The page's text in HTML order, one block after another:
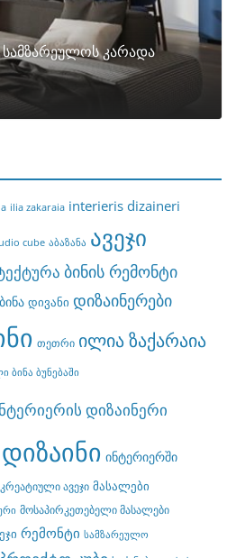
კარადა
ilia zakaraia interieris dizaineri
cube აბაზანა ავეჯი
ბინის რემონტი
დივანი დიზაინერები
თეთრი ილია ზაქარაია
ბინა ბუნებაში
დიზაინერი
ინტერიერში
კრეატიული ავეჯი მასალები
მოსაპირკეთებელი მასალები
რემონტი სამზარეულო